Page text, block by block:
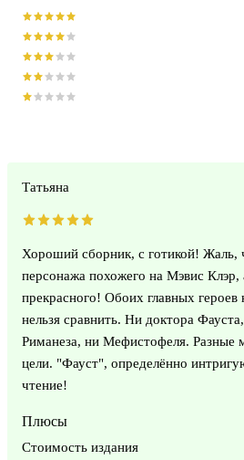
Татьяна
Хороший сборник, с готикой! Жаль,
персонажа похожего на Мэвис Клэр,
прекрасного! Обоих главных героев
нельзя сравнить. Ни доктора
Риманеза, ни Мефистофеля. Разные
цели. "Фауст", определённо
чтение!
Плюсы
Стоимость издания